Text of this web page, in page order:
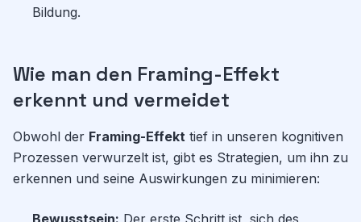
Bildung.
Wie man den Framing-Effekt
erkennt und vermeidet
Obwohl der Framing-Effekt tief in unseren kognitiven
Prozessen verwurzelt ist, gibt es Strategien, um ihn zu
erkennen und seine Auswirkungen zu minimieren:
Bewusstsein: Der erste Schritt ist, sich des